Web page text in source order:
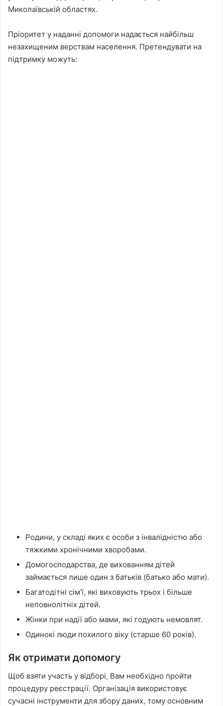
Миколаївській областях.
Пріоритет у наданні допомоги надається найбільш
незахищеним верствам населення. Претендувати на
підтримку можуть:
Родини, у складі яких є особи з інвалідністю або
тяжкими хронічними хворобами.
Домогосподарства, де вихованням дітей
займається лише один з батьків (батько або мати).
Багатодітні сім’ї, які виховують трьох і більше
неповнолітніх дітей.
Жінки при надії або мами, які годують немовлят.
Одинокі люди похилого віку (старше 60 років).
Як отримати допомогу
Щоб взяти участь у відборі, Вам необхідно пройти
процедуру реєстрації. Організація використовує
сучасні інструменти для збору даних, тому основним